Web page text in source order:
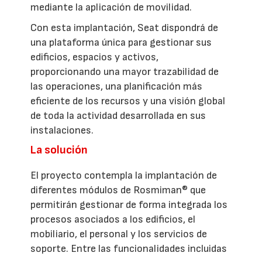
mediante la aplicación de movilidad.
Con esta implantación, Seat dispondrá de
una plataforma única para gestionar sus
edificios, espacios y activos,
proporcionando una mayor trazabilidad de
las operaciones, una planificación más
eficiente de los recursos y una visión global
de toda la actividad desarrollada en sus
instalaciones.
La solución
El proyecto contempla la implantación de
diferentes módulos de Rosmiman® que
permitirán gestionar de forma integrada los
procesos asociados a los edificios, el
mobiliario, el personal y los servicios de
soporte. Entre las funcionalidades incluidas